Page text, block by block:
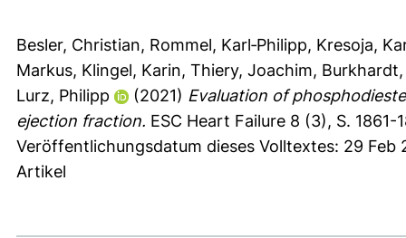
Besler, Christian, Rommel, Karl‐Philipp, Kresoja,
Markus, Klingel, Karin, Thiery, Joachim, Burkhardt,
Lurz, Philipp
(2021) Evaluation of
ejection fraction. ESC Heart Failure 8 (3), S. 1861-
Veröffentlichungsdatum dieses Volltextes: 29 Feb
Artikel